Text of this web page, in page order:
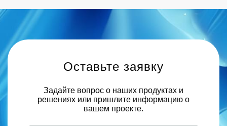
Оставьте заявку
Задайте вопрос о наших продуктах и
решениях или пришлите информацию о
вашем проекте.